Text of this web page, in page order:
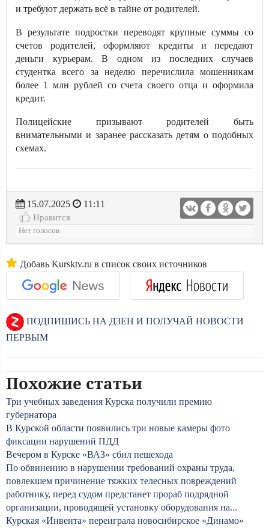
и требуют держать всё в тайне от родителей.
В результате подростки переводят крупные суммы со
счетов родителей, оформляют кредиты и передают
деньги курьерам. В одном из последних случаев
студентка всего за неделю перечислила мошенникам
более 1 млн рублей со счета своего отца и оформила
кредит.
Полицейские призывают родителей быть
внимательными и заранее рассказать детям о подобных
схемах.
15.07.2025
11:11
Нравится
Нет голосов
Добавь Kursktv.ru в список своих источников
ПОДПИШИСЬ НА ДЗЕН И ПОЛУЧАЙ НОВОСТИ
ПЕРВЫМ
Похожие статьи
Три учебных заведения Курска получили премию
губернатора
В Курской области появились три новые камеры фото
фиксации нарушений ПДД
Вечером в Курске «ВАЗ» сбил пешехода
По обвинению в нарушении требований охраны труда,
повлекшем причинение тяжких телесных повреждений
работнику, перед судом предстанет прораб подрядной
организации, проводящей установку оборудования на...
Курская «Инвента» переиграла новосибирское «Динамо»